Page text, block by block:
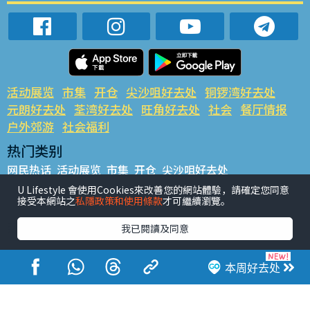
本周好去处
活动展览 市集 开仓 尖沙咀好去处 铜锣湾好去处
元朗好去处 荃湾好去处 旺角好去处 社会 餐厅情报
户外郊游 社会福利
热门类别
网民热话 活动展览 市集 开仓 尖沙咀好去处
铜锣湾好去处 元朗好去处 荃湾好去处 旺角好去处 社会
餐厅情报 户外郊游
热门标签
#UGO揾好去处 #人气活动推介 #美食社群热话
#亲子玩乐好去处
#ULifestyle应用程式
#限时抢
#UJetso礼物放送
#ULifestyle商户中心 #著数 #网络热话
U Lifestyle 會使用Cookies來改善您的網站體驗，請確定您同意
接受本網站之私隱政策和使用條款才可繼續瀏覽。
我已閱讀及同意